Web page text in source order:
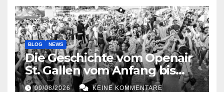
BLOG NEWS
Die Geschichte vom Openair
St. Gallen vom Anfang bis
jetzt
09/08/2026 KEINE KOMMENTARE